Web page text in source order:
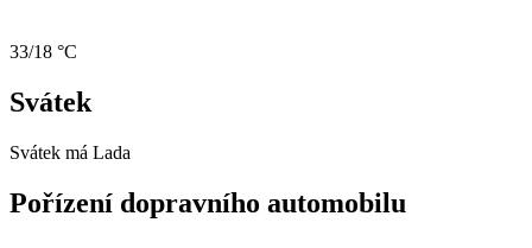
33/18 °C
Svátek
Svátek má Lada
Pořízení dopravního automobilu